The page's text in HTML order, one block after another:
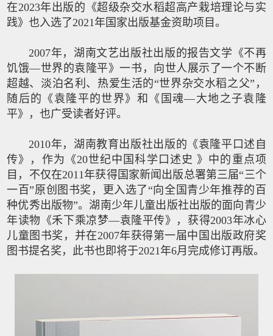
在2023年出版的《超级杂交水稻超高产栽培理论与实
践》也入选了2021年国家出版基金资助项目。
2007年，湖南文艺出版社出版的报告文学《不再
饥饿—世界的袁隆平》一书，向世人展示了一个不断
超越、淡泊名利、热爱生活的“世界杂交水稻之父”，
随后的《袁隆平的世界》和《国魂—大地之子袁隆
平》，也广受读者好评。
2010年，湖南教育出版社出版的《袁隆平口述自
传》，作为《20世纪中国科学口述史 》中的重点项
目，不仅在2011年获得国家新闻出版总署第三届“三个
一百”原创图书奖，更入选了“向全国青少年推荐的百
种优秀出版物”。湖南少年儿童出版社出版的面向青少
年读物《禾下乘凉梦—袁隆平传》，获得2003年冰心
儿童图书奖，并在2007年获得第一届中国出版政府奖
图书提名奖，此书也即将于2021年6月完成修订再版。